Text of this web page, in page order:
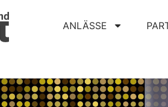
ANLÄSSE